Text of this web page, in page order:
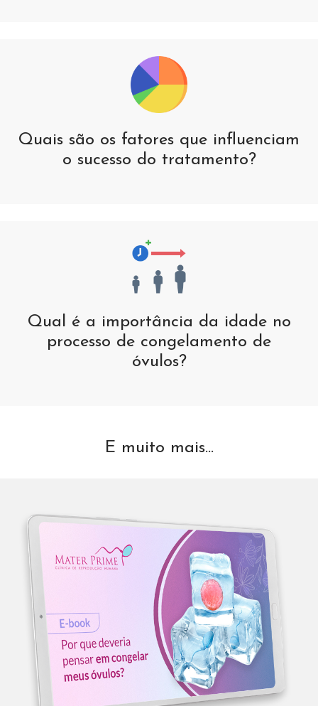
Quais são os fatores que influenciam
o sucesso do tratamento?
Qual é a importância da idade no
processo de congelamento de
óvulos?
E muito mais...